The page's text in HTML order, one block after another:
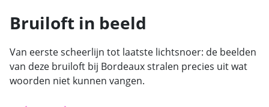
Bruiloft in beeld
Van eerste scheerlijn tot laatste lichtsnoer: de beelden
van deze bruiloft bij Bordeaux stralen precies uit wat
woorden niet kunnen vangen.